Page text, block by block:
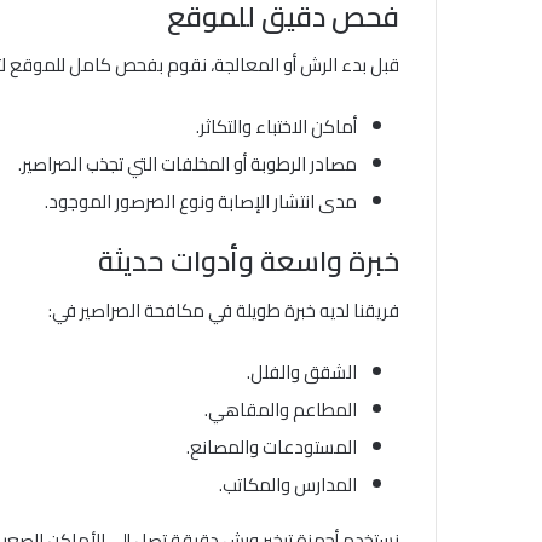
فحص دقيق للموقع
قبل بدء الرش أو المعالجة، نقوم بفحص كامل للموقع
أماكن الاختباء والتكاثر.
مصادر الرطوبة أو المخلفات التي تجذب الصراصير.
مدى انتشار الإصابة ونوع الصرصور الموجود.
خبرة واسعة وأدوات حديثة
فريقنا لديه خبرة طويلة في مكافحة الصراصير في:
الشقق والفلل.
المطاعم والمقاهي.
المستودعات والمصانع.
المدارس والمكاتب.